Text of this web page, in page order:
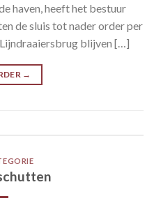
haven, heeft het bestuur
de sluis tot nader order per
blijven […]
→